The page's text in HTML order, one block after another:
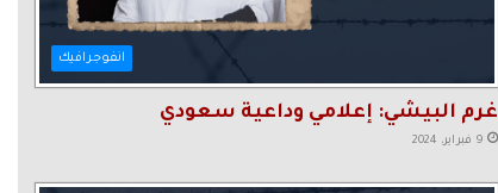
انفوجرافيك
غرم البيشي: إعلامي وداعية سعودي
9 فبراير، 2024